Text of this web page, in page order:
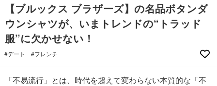
【ブルックス ブラザーズ】の名品ボタンダ
ウンシャツが、いまトレンドの“トラッド
服”に欠かせない！
#デート #フレンチ
「不易流行」とは、時代を超えて変わらない本質的な「不